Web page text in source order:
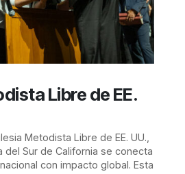
Libre de EE.
Metodista Libre de EE. UU.,
del Sur de California se conecta
con impacto global. Esta